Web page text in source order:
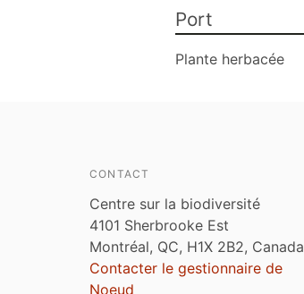
Port
Plante herbacée
CONTACT
Centre sur la biodiversité
4101 Sherbrooke Est
Montréal, QC, H1X 2B2, Canada
Contacter le gestionnaire de
Noeud